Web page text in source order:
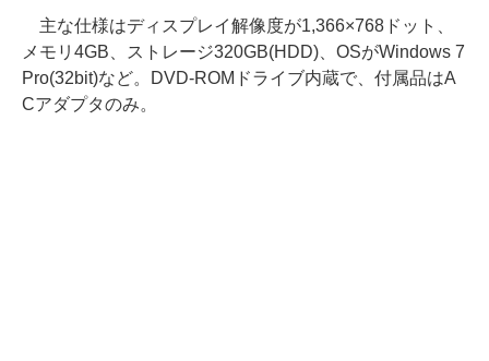
主な仕様はディスプレイ解像度が1,366×768ドット、
メモリ4GB、ストレージ320GB(HDD)、OSがWindows 7
Pro(32bit)など。DVD-ROMドライブ内蔵で、付属品はA
Cアダプタのみ。